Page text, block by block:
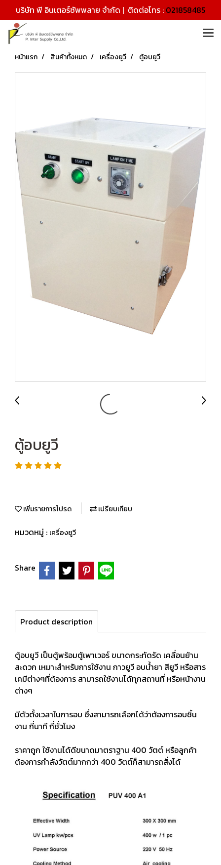
บริษัท พี อินเตอร์ซัพพลาย จำกัด | ติดต่อโทร : 021858485
หน้าแรก สินค้าทั้งหมด เครื่องยูวี ตู้อบยูวี
ตู้อบยูวี
เพิ่มรายการโปรด เปรียบเทียบ
หมวดหมู่ : เครื่องยูวี
Share
Product description
ตู้อบยูวี เป็นตู้พร้อมตู้เพาเวอร์ ขนาดกระทัดรัด เคลื่อนย้าน
สะดวก เหมาะสำหรับการใช้งาน กาวยูวี อบน้ำยา สียูวี หรือสาร
เคมีต่างๆที่ต้องการ สามารถใช้งานได้ทุกสถานที่ หรือหน้างาน
ต่างๆ
มีตัวตั้งเวลาในการอบ ซึ่งสามารถเลือกได้ว่าต้องการอบชิ้น
งาน กี่นาที กี่ชั่วโมง
ราคาถูก ใช้งานได้ดีขนาดมาตราฐาน 400 วัตต์ หรือลูกค้า
ต้องการกำลังวัตต์มากกว่า 400 วัตต์ก็สามารถสั่งได้